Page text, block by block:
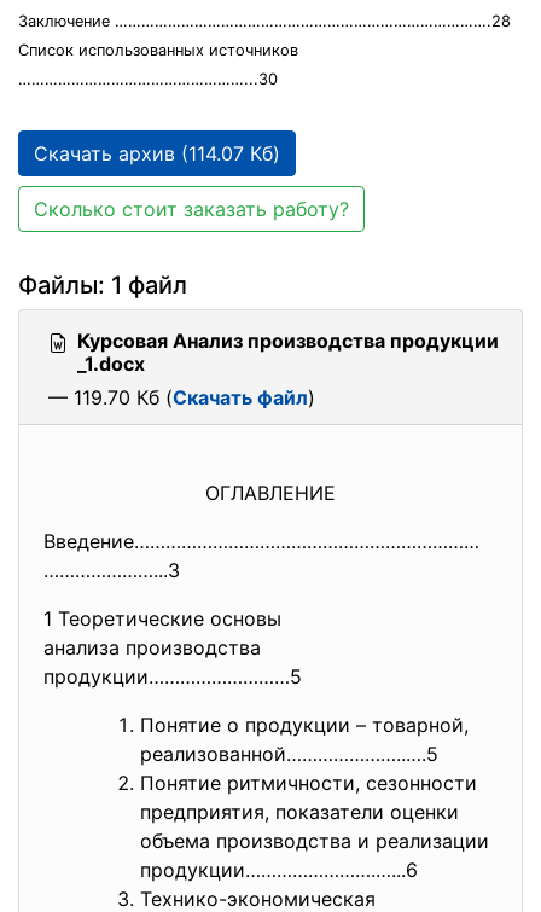
Заключение ………………………………………………………………………….28
Список использованных источников
……………………………………………...30
Скачать архив (114.07 Кб)
Сколько стоит заказать работу?
Файлы: 1 файл
Курсовая Анализ производства продукции
_1.docx
— 119.70 Кб (Скачать файл)
ОГЛАВЛЕНИЕ
Введение…………………………………………………………
…………………...3
1 Теоретические основы
анализа производства
продукции………………………5
Понятие о продукции – товарной,
реализованной…………………..….5
Понятие ритмичности, сезонности
предприятия, показатели оценки
объема производства и реализации
продукции…………………….…...6
Технико-экономическая